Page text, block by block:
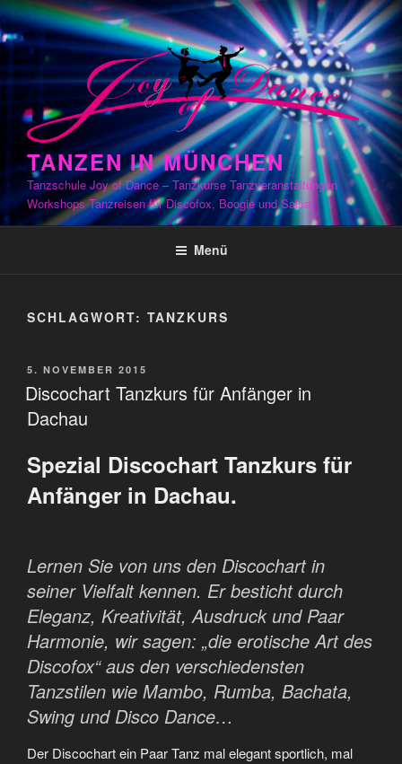
Zum
Inhalt
springen
TANZEN IN MÜNCHEN
Tanzschule Joy of Dance – Tanzkurse Tanzveranstaltungen
Workshops Tanzreisen für Discofox, Boogie und Salsa
Menü
SCHLAGWORT: TANZKURS
VERÖFFENTLICHT
AM
5. NOVEMBER 2015
Discochart Tanzkurs für Anfänger in
Dachau
Spezial Discochart Tanzkurs für
Anfänger in Dachau.
Lernen Sie von uns den Discochart in
seiner Vielfalt kennen. Er besticht durch
Eleganz, Kreativität, Ausdruck und Paar
Harmonie, wir sagen: „die erotische Art des
Discofox“ aus den verschiedensten
Tanzstilen wie Mambo, Rumba, Bachata,
Swing und Disco Dance…
Der Discochart ein Paar Tanz mal elegant sportlich, mal